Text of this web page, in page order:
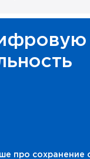
про сохранение